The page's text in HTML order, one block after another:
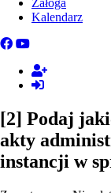
Kalendarz
[2] Podaj
akty
instancji w